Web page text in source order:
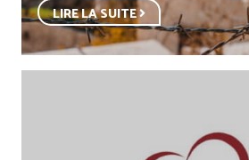
LIRE LA SUITE